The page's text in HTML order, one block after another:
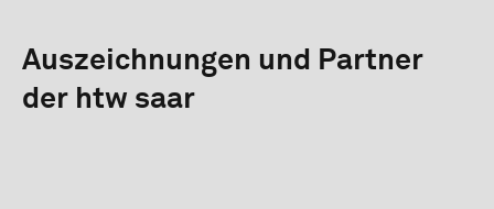
Auszeichnungen und Partner
der htw saar